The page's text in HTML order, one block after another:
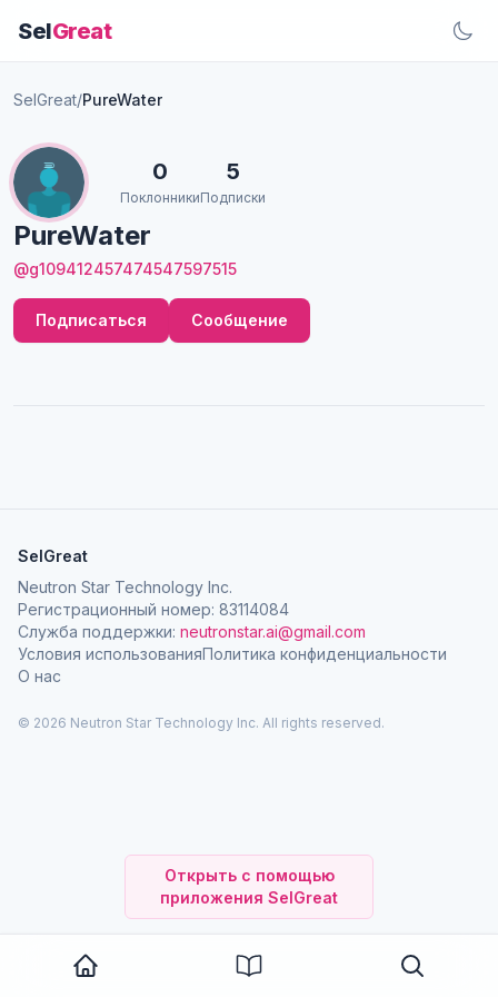
SelGreat
Открыть с помощью
приложения SelGreat
SelGreat/PureWater
PureWater
@g109412457474547597515
0
Поклонники
5
Подписки
Подписаться Сообщение
SelGreat
Neutron Star Technology Inc.
Регистрационный номер: 83114084
Служба поддержки: neutronstar.ai@gmail.com
Условия использованияПолитика конфиденциальности
О нас
© 2026 Neutron Star Technology Inc. All rights reserved.